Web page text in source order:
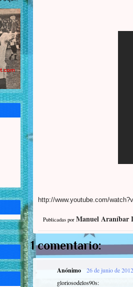
http://www.youtube.com/
Publicadas por Manuel Araníbar
1 comentario:
Anónimo
26 de junio de
gloriosodelos90s: